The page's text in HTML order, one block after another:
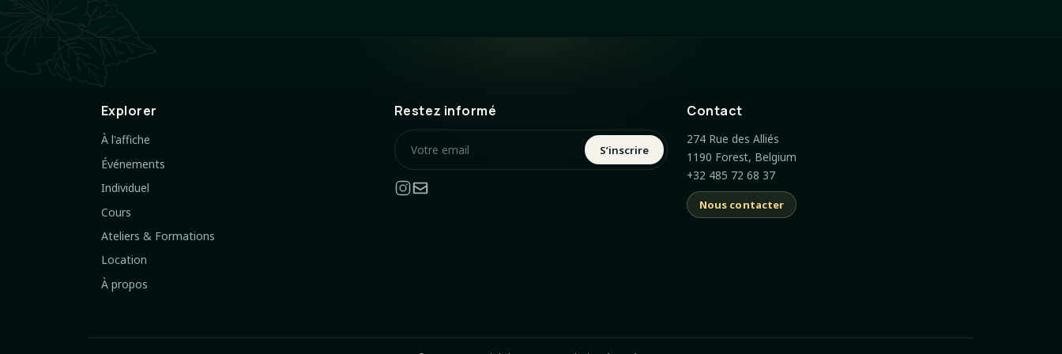
Explorer
À l'affiche
Événements
Individuel
Cours
Ateliers & Formations
Location
À propos
Restez informé
S’inscrire
Contact
274 Rue des Alliés
1190 Forest, Belgium
+32 485 72 68 37
Nous contacter